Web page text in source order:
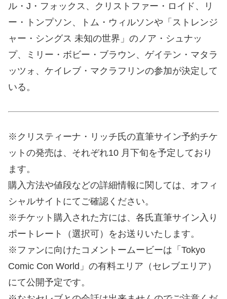
ル・J・フォックス、クリストファー・ロイド、リ
ー・トンプソン、トム・ウィルソンや「ストレンジ
ャー・シングス 未知の世界」のノア・シュナッ
プ、ミリー・ボビー・ブラウン、ゲイテン・マタラ
ッツォ、ケイレブ・マクラフリンの参加が決定して
いる。
※クリスティーナ・リッチ氏の直筆サイン予約チケ
ットの発売は、それぞれ10 月下旬を予定しており
ます。
購入方法や値段などの詳細情報に関しては、オフィ
シャルサイトにてご確認ください。
※チケット購入された方には、各氏直筆サイン入り
ポートレート（選択可）をお送りいたします。
※ファンに向けたコメントームービーは「Tokyo
Comic Con World」の有料エリア（セレブエリア）
にて公開予定です。